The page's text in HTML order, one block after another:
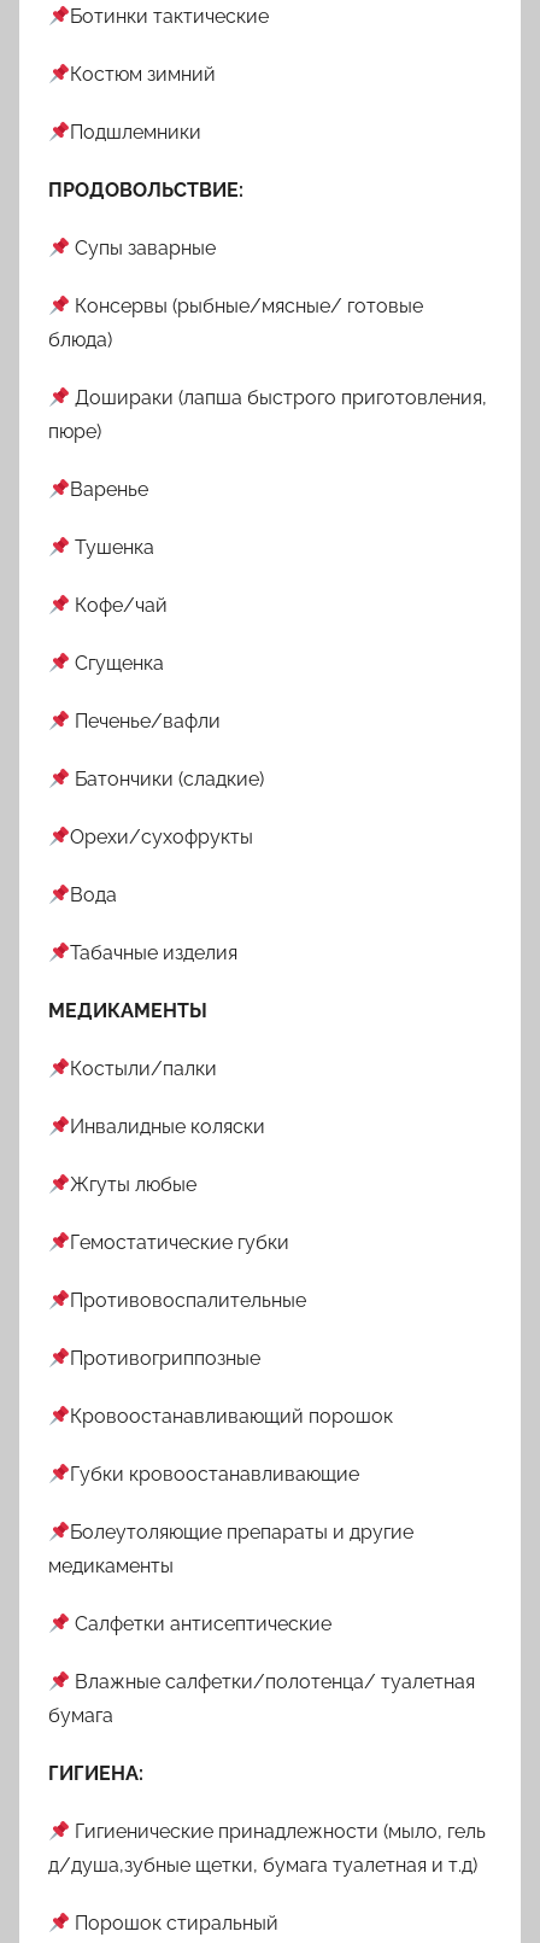
Ботинки тактические
Костюм зимний
Подшлемники
ПРОДОВОЛЬСТВИЕ:
Супы заварные
Консервы (рыбные/мясные/ готовые
блюда)
Дошираки (лапша быстрого приготовления,
пюре)
Варенье
Тушенка
Кофе/чай
Сгущенка
Печенье/вафли
Батончики (сладкие)
Орехи/сухофрукты
Вода
Табачные изделия
МЕДИКАМЕНТЫ
Костыли/палки
Инвалидные коляски
Жгуты любые
Гемостатические губки
Противовоспалительные
Противогриппозные
Кровоостанавливающий порошок
Губки кровоостанавливающие
Болеутоляющие препараты и другие
медикаменты
Салфетки антисептические
Влажные салфетки/полотенца/ туалетная
бумага
ГИГИЕНА:
Гигиенические принадлежности (мыло, гель
д/душа,зубные щетки, бумага туалетная и т.д)
Порошок стиральный